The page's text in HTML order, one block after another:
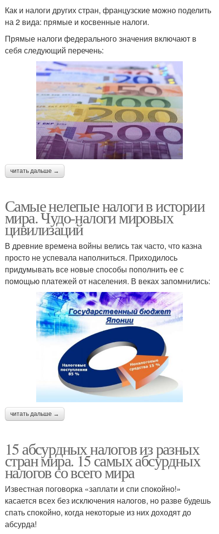
Как и налоги других стран, французские можно поделить
на 2 вида: прямые и косвенные налоги.
Прямые налоги федерального значения включают в
себя следующий перечень:
читать дальше →
Самые нелепые налоги в истории
мира. Чудо-налоги мировых
цивилизаций
В древние времена войны велись так часто, что казна
просто не успевала наполниться. Приходилось
придумывать все новые способы пополнить ее с
помощью платежей от населения. В веках запомнились:
читать дальше →
15 абсурдных налогов из разных
стран мира. 15 самых абсурдных
налогов со всего мира
Известная поговорка «заплати и спи спокойно!»
касается всех без исключения налогов, но разве будешь
спать спокойно, когда некоторые из них доходят до
абсурда!